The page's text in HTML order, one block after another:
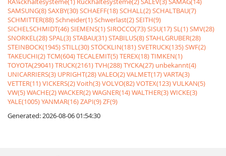
SAMSUNG(8)SAXBY(30)SCHAEFF(18)SCHALL(2)SCHALTBAU(7)
SCHMITTER(88)Schneider(1)Schwerlast(2)SEITH(9)
SICHELSCHMIDT(46)SIEMENS(1)SIROCCO(73)SISU(17)SL(1)SMV(28)
SNORKEL(28)SPAL(3)STABAU(31)STABILUS(8)STAHLGRUBER(28)
STEINBOCK(1945)STILL(30)STÖCKLIN(181)SVETRUCK(135)SWF(2)
TAKEUCHI(2)TCM(604)TECALEMIT(5)TEREX(18)TIMKEN(1)
TOYOTA(29041)TRUCK(2161)TVH(288)TYCKA(27) unbekannt(4)
UNICARRIERS(3) UPRIGHT(28)VALEO(2)VALMET(17)VARTA(3)
VETTER(11)VICKERS(2)Voith(3)VOLVO(82)VOTEX(123)VULKAN(5)
VW(5)WACHE(2)WACKER(2)WAGNER(14)WALTHER(3)WICKE(3)
YALE(1005)YANMAR(16)ZAPI(9)ZF(9)
Generated: 2026-08-06 01:54:30